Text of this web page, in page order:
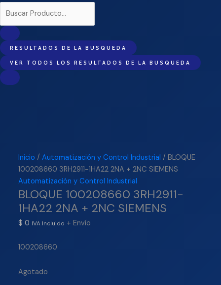
RESULTADOS DE LA BUSQUEDA
VER TODOS LOS RESULTADOS DE LA BUSQUEDA
Inicio /Automatización y Control Industrial / BLOQUE
100208660 3RH2911-1HA22 2NA + 2NC SIEMENS
Automatización y Control Industrial
BLOQUE 100208660 3RH2911-
1HA22 2NA + 2NC SIEMENS
$ 0 IVA Incluido + Envío
100208660
Agotado